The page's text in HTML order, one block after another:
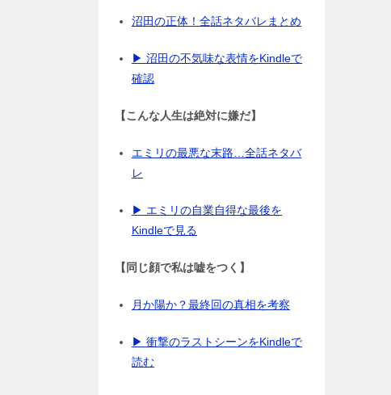
沼田の正体！全話ネタバレまとめ
▶ 沼田の不気味な表情をKindleで
確認
【こんな人生は絶対に嫌だ】
エミリの最悪な末路…全話ネタバ
レ
▶ エミリの自業自得な最後を
Kindleで見る
【同じ顔で私は嘘をつく】
月か陽か？最終回の真相を考察
▶ 衝撃のラストシーンをKindleで
読む